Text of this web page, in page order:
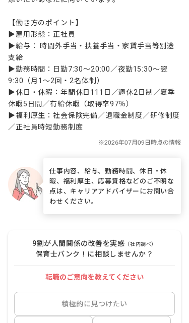
【働き方のポイント】
▶雇用形態：正社員
▶給与： 時間外手当・扶養手当・家賃手当等別途
支給
▶勤務時間：日勤7:30～20:00／夜勤15:30～翌
9:30（月1～2回・2名体制）
▶休日・休暇：年間休日111日／週休2日制／夏季
休暇5日間／有給休暇（取得率97％）
▶福利厚生：社会保険完備／退職金制度／研修制度
／正社員時短勤務制度
仕事内容、給与、勤務時間、休日・休
暇、福利厚生、応募資格などのご不明な
点は、キャリアアドバイザーにお問い合
わせください。
9割が人間関係の改善を実感 （社内調べ）
保育士バンク！に相談しませんか？
転職のご意向を教えてください
積極的に見つけたい